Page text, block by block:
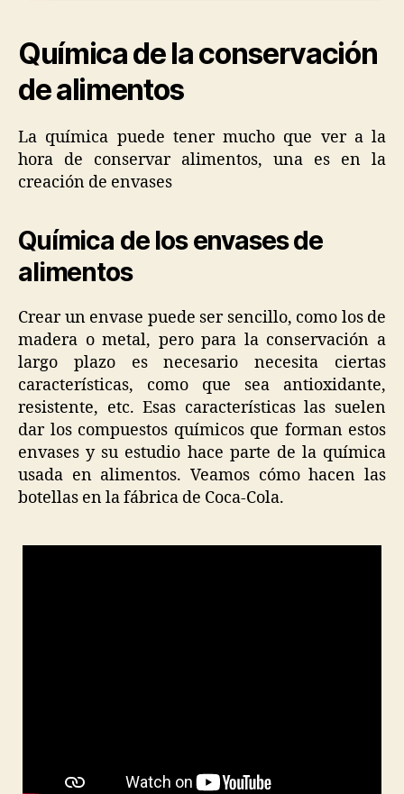
Química de la conservación
de alimentos
La química puede tener mucho que ver a la
hora de conservar alimentos, una es en la
creación de envases
Química de los envases de
alimentos
Crear un envase puede ser sencillo, como los de
madera o metal, pero para la conservación a
largo plazo es necesario necesita ciertas
características, como que sea antioxidante,
resistente, etc. Esas características las suelen
dar los compuestos químicos que forman estos
envases y su estudio hace parte de la química
usada en alimentos. Veamos cómo hacen las
botellas en la fábrica de Coca-Cola.